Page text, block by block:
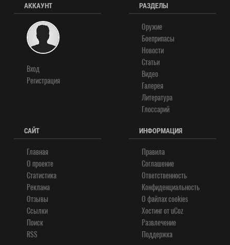
АККАУНТ
Вход
Регистрация
РАЗДЕЛЫ
Оружие
Боеприпасы
Новости
Статьи
Видео
Галерея
Литература
Глоссарий
САЙТ
Главная
О проекте
Статистика
Реклама
Отзывы
Ссылки
Поиск
RSS
ИНФОРМАЦИЯ
Правила
Соглашение
Ответственность
Конфиденциальность
О файлах cookies
Хостинг отuCoz
Развлечение
Поддержка